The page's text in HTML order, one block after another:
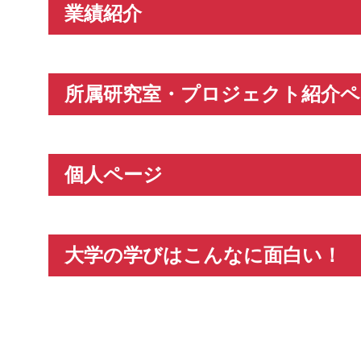
業績紹介
所属研究室・プロジェクト紹介
個人ページ
大学の学びはこんなに面白い！